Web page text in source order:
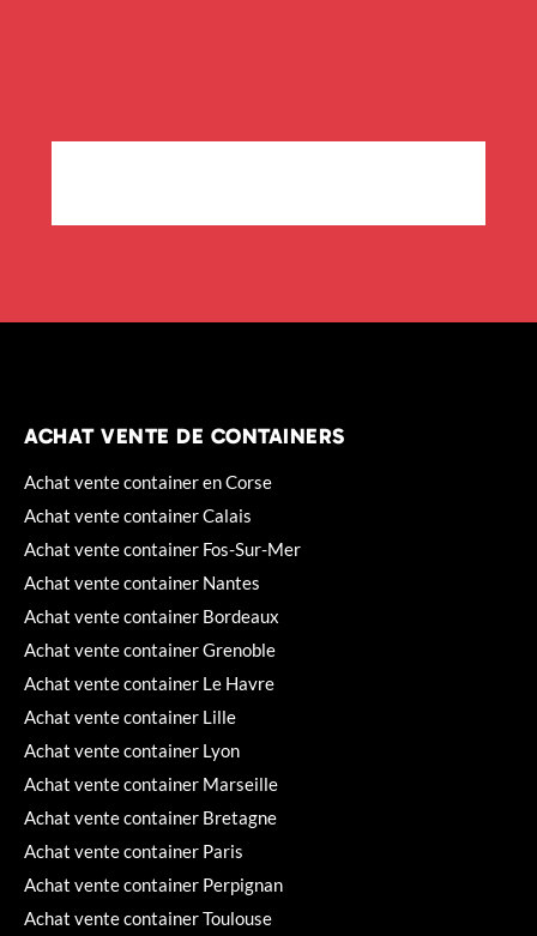
ACHAT VENTE DE CONTAINERS
Achat vente container en Corse
Achat vente container Calais
Achat vente container Fos-Sur-Mer
Achat vente container Nantes
Achat vente container Bordeaux
Achat vente container Grenoble
Achat vente container Le Havre
Achat vente container Lille
Achat vente container Lyon
Achat vente container Marseille
Achat vente container Bretagne
Achat vente container Paris
Achat vente container Perpignan
Achat vente container Toulouse